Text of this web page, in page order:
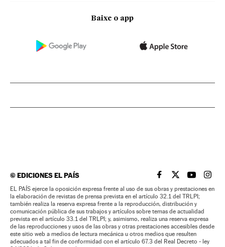
Baixe o app
©EDICIONES EL PAÍS EL PAÍS BRASIL EN
EL PAÍSEL PAÍS
EL
EL PAÍS ejerce la oposición expresa frente al uso de sus obras y prestaciones en
la elaboración de revistas de prensa prevista en el artículo 32.1 del TRLPI;
también realiza la reserva expresa frente a la reproducción, distribución y
comunicación pública de sus trabajos y artículos sobre temas de actualidad
prevista en el artículo 33.1 del TRLPI; y, asimismo, realiza una reserva expresa
de las reproducciones y usos de las obras y otras prestaciones accesibles desde
este sitio web a medios de lectura mecánica u otros medios que resulten
adecuados a tal fin de conformidad con el artículo 67.3 del Real Decreto - ley